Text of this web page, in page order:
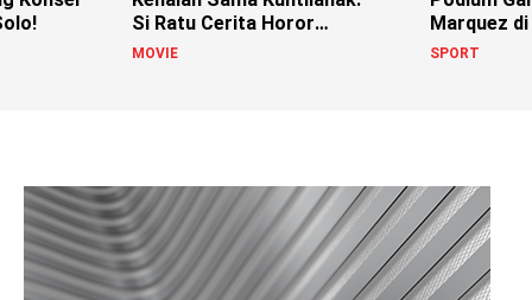
Si Ratu Cerita Horor
Indonesia!
MOVIE
Marquez
SPORT